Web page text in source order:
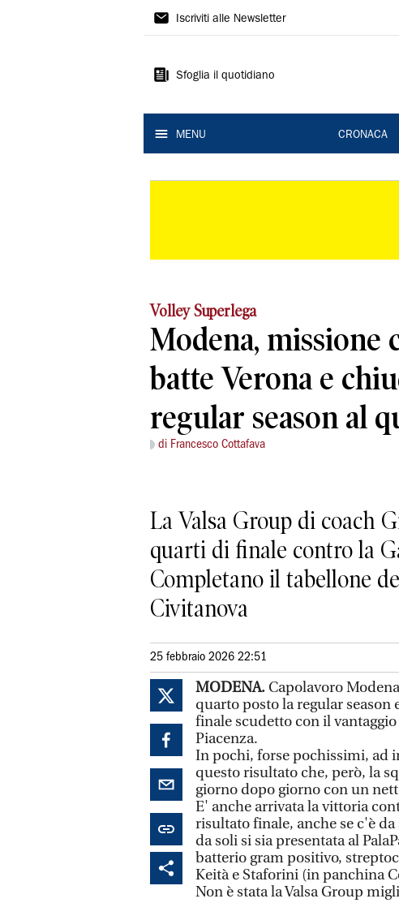
Gazzetta
Modena
Iscriviti alle Newsletter
Sfoglia il quotidiano
MENU CRONACA
Volley Superlega
Modena, missione
batte Verona e
regular season al
di Francesco Cottafava
La Valsa Group di coach
quarti di finale contro la
Completano il tabellone
Civitanova
25 febbraio 2026 22:51
MODENA. Capolavoro
quarto posto la regular
finale scudetto con il
Piacenza.
In pochi, forse pochissimi, ad
questo risultato che, però, la
giorno dopo giorno con un
E' anche arrivata la vittoria
risultato finale, anche se c'è
da soli si sia presentata al
batterio gram positivo,
Keità e Staforini (in panchina
Non è stata la Valsa Group